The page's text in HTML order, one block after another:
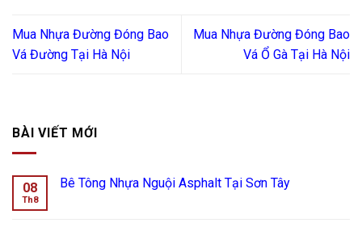
Mua Nhựa Đường Đóng Bao
Vá Đường Tại Hà Nội
Mua Nhựa Đường Đóng Bao
Vá Ổ Gà Tại Hà Nội
BÀI VIẾT MỚI
08
Th8
Bê Tông Nhựa Nguội Asphalt Tại Sơn Tây